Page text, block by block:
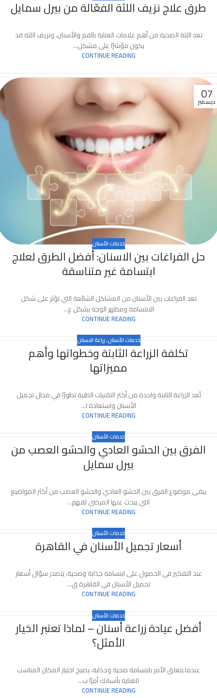
طرق علاج نزيف اللثة الفعّالة من بيرل سمايل
تعد اللثة الصحية من أهم علامات العناية بالفم والأسنان، ونزيف اللثة قد
يكون مؤشرًا على مشكل...
CONTINUE READING
07
ديسمبر
خدمات الأسنان
حل الفراغات بين الاسنان: أفضل الطرق لعلاج
ابتسامة غير متناسقة
تعد الفراغات بين الأسنان من المشاكل الشائعة التي تؤثر على شكل
الابتسامة ومظهر الوجه بشكل ع...
CONTINUE READING
خدمات الأسنان,زراعة الاسنان
تكلفة الزراعة الثابتة وخطواتها وأهم
مميزاتها
تُعد الزراعة الثابتة واحدة من أكثر التقنيات الطبية تطورًا في مجال تجميل
الأسنان واستعادة ا...
CONTINUE READING
خدمات الأسنان
الفرق بين الحشو العادي والحشو العصب من
بيرل سمايل
يبقى موضوع الفرق بين الحشو العادي والحشو العصب من أكثر المواضيع
التي يبحث عنها المرضى لفهم...
CONTINUE READING
خدمات الأسنان
أسعار تجميل الأسنان في القاهرة
عند التفكير في الحصول على ابتسامة جذابة وصحية، يتصدر سؤال أسعار
تجميل الأسنان في القاهرة ق...
CONTINUE READING
خدمات الأسنان
أفضل عيادة زراعة أسنان – لماذا تعتبر الخيار
الأمثل؟
عندما يتعلق الأمر بابتسامة صحية وجذابة، يصبح اختيار المكان المناسب
للعناية بأسنانك أمرًا ب...
CONTINUE READING